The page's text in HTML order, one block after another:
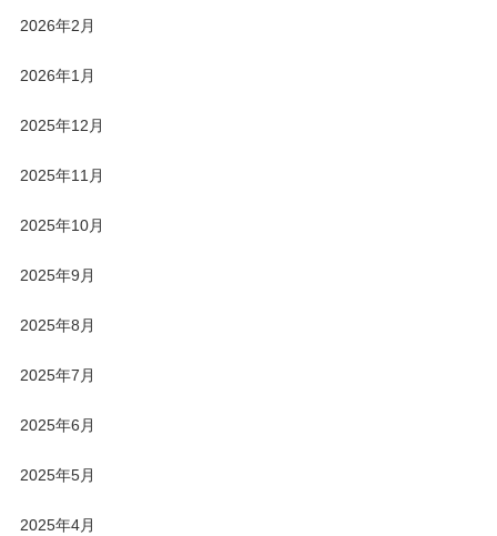
2026年2月
2026年1月
2025年12月
2025年11月
2025年10月
2025年9月
2025年8月
2025年7月
2025年6月
2025年5月
2025年4月